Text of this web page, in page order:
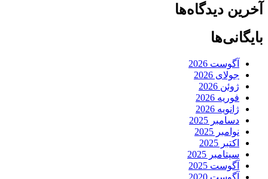
آخرین دیدگاه‌ها
بایگانی‌ها
آگوست 2026
جولای 2026
ژوئن 2026
فوریه 2026
ژانویه 2026
دسامبر 2025
نوامبر 2025
اکتبر 2025
سپتامبر 2025
آگوست 2025